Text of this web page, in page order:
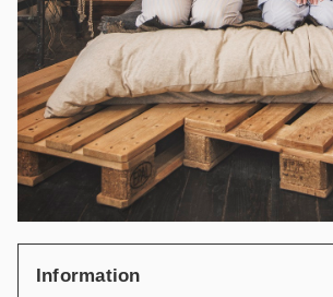
Information